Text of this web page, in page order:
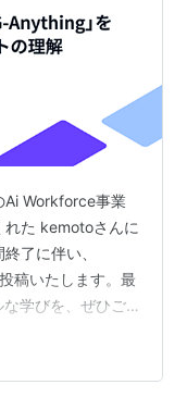
Workforce事業
れた kemotoさんに
了に伴い、
稿いたします。最
学びを、ぜひご
す竹本
は、エンタープ